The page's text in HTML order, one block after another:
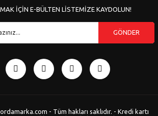
İÇİN E-BÜLTEN LİSTEMİZE KAYDOLUN!
GÖNDER
- Tüm hakları saklıdır. - Kredi kartı